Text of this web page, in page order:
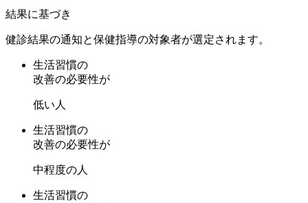
結果に基づき
健診結果の通知と保健指導の対象者が選定されます。
生活習慣の
改善の必要性が
低い人
生活習慣の
改善の必要性が
中程度の人
生活習慣の